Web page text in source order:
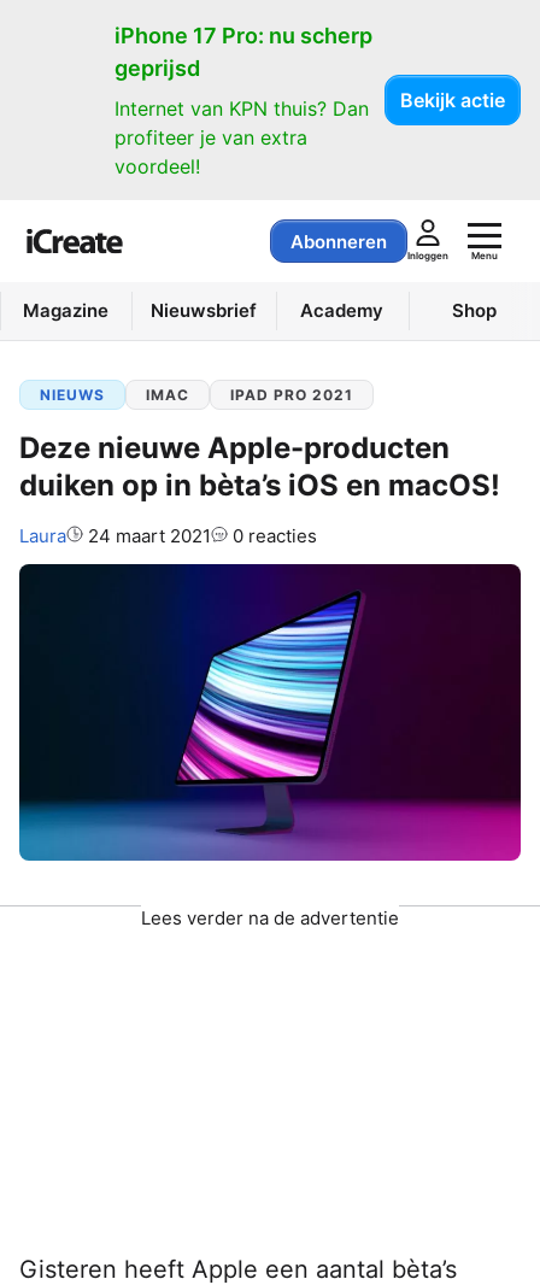
iPhone 17 Pro: nu scherp
geprijsd
Internet van KPN thuis? Dan
profiteer je van extra
voordeel!
Bekijk actie
Abonneren
Inloggen Menu
Magazine Nieuwsbrief Academy Shop
NIEUWS IMAC IPAD PRO 2021
Deze nieuwe Apple-producten
duiken op in bèta’s iOS en macOS!
Auteur:
Laura 24 maart 2021 0 reacties
Lees verder na de advertentie
Gisteren heeft Apple een aantal bèta’s